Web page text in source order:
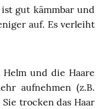
gut kämmbar und
auf. Es verleiht
und die Haare
aufnehmen (z.B.
trocken das Haar